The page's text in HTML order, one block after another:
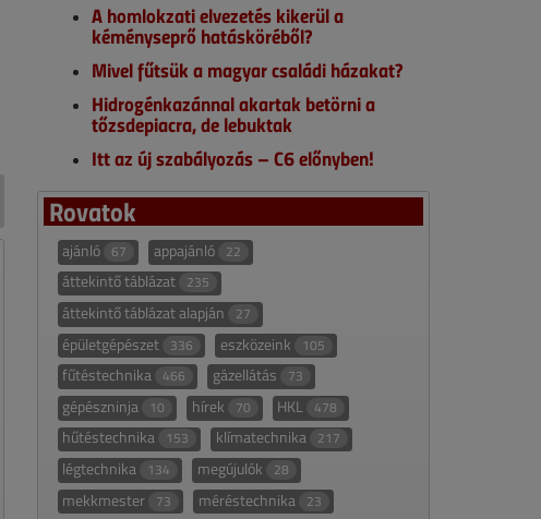
A homlokzati elvezetés kikerül a
kéményseprő hatásköréből?
Mivel fűtsük a magyar családi házakat?
Hidrogénkazánnal akartak betörni a
tőzsdepiacra, de lebuktak
Itt az új szabályozás – C6 előnyben!
Rovatok
ajánló 67 appajánló 22
áttekintő táblázat 235
áttekintő táblázat alapján 27
épületgépészet 336 eszközeink 105
fűtéstechnika 466 gázellátás 73
gépészninja 10 hírek 70 HKL 478
hűtéstechnika 153 klímatechnika 217
légtechnika 134 megújulók 28
mekkmester 73 méréstechnika 23